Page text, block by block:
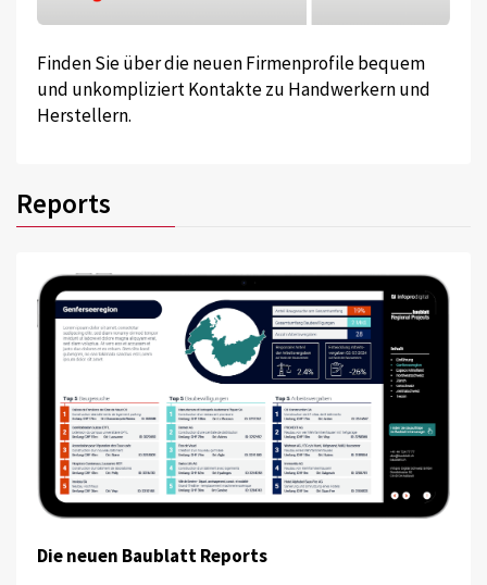
Finden Sie über die neuen Firmenprofile bequem
und unkompliziert Kontakte zu Handwerkern und
Herstellern.
Reports
Die neuen Baublatt Reports